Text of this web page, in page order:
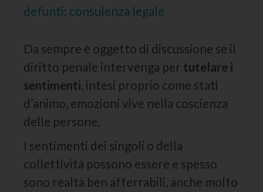
defunti: consulenza legale
Da sempre è oggetto di discussione se il
diritto penale intervenga per tutelare i
sentimenti, intesi proprio come stati
d’animo, emozioni vive nella coscienza
delle persone.
I sentimenti dei singoli o della
collettività possono essere e spesso
sono realtà ben afferrabili, anche molto